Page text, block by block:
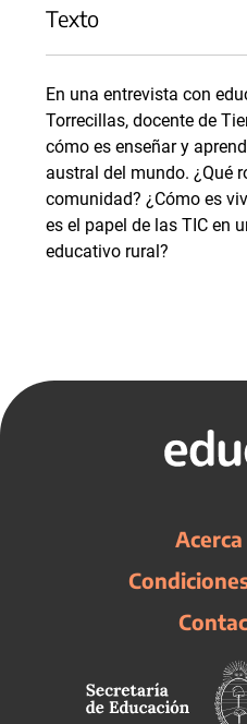
Texto
En una entrevista con
Torrecillas, docente de
cómo es enseñar y
austral del mundo. ¿Qué
comunidad? ¿Cómo es
es el papel de las TIC en
educativo rural?